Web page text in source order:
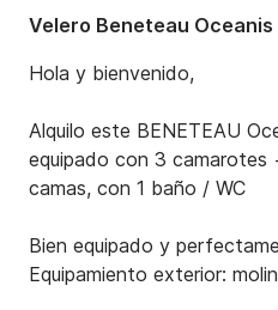
Velero Beneteau Oceanis
Hola y bienvenido,
Alquilo este BENETEAU
equipado con 3 camarotes
camas, con 1 baño / WC
Bien equipado y
Equipamiento exterior: